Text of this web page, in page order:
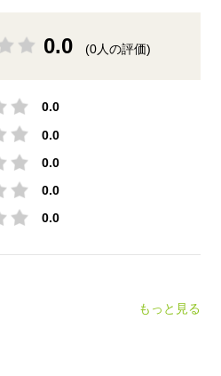
0.0 (0人の評価)
0.0
0.0
0.0
0.0
0.0
もっと見る